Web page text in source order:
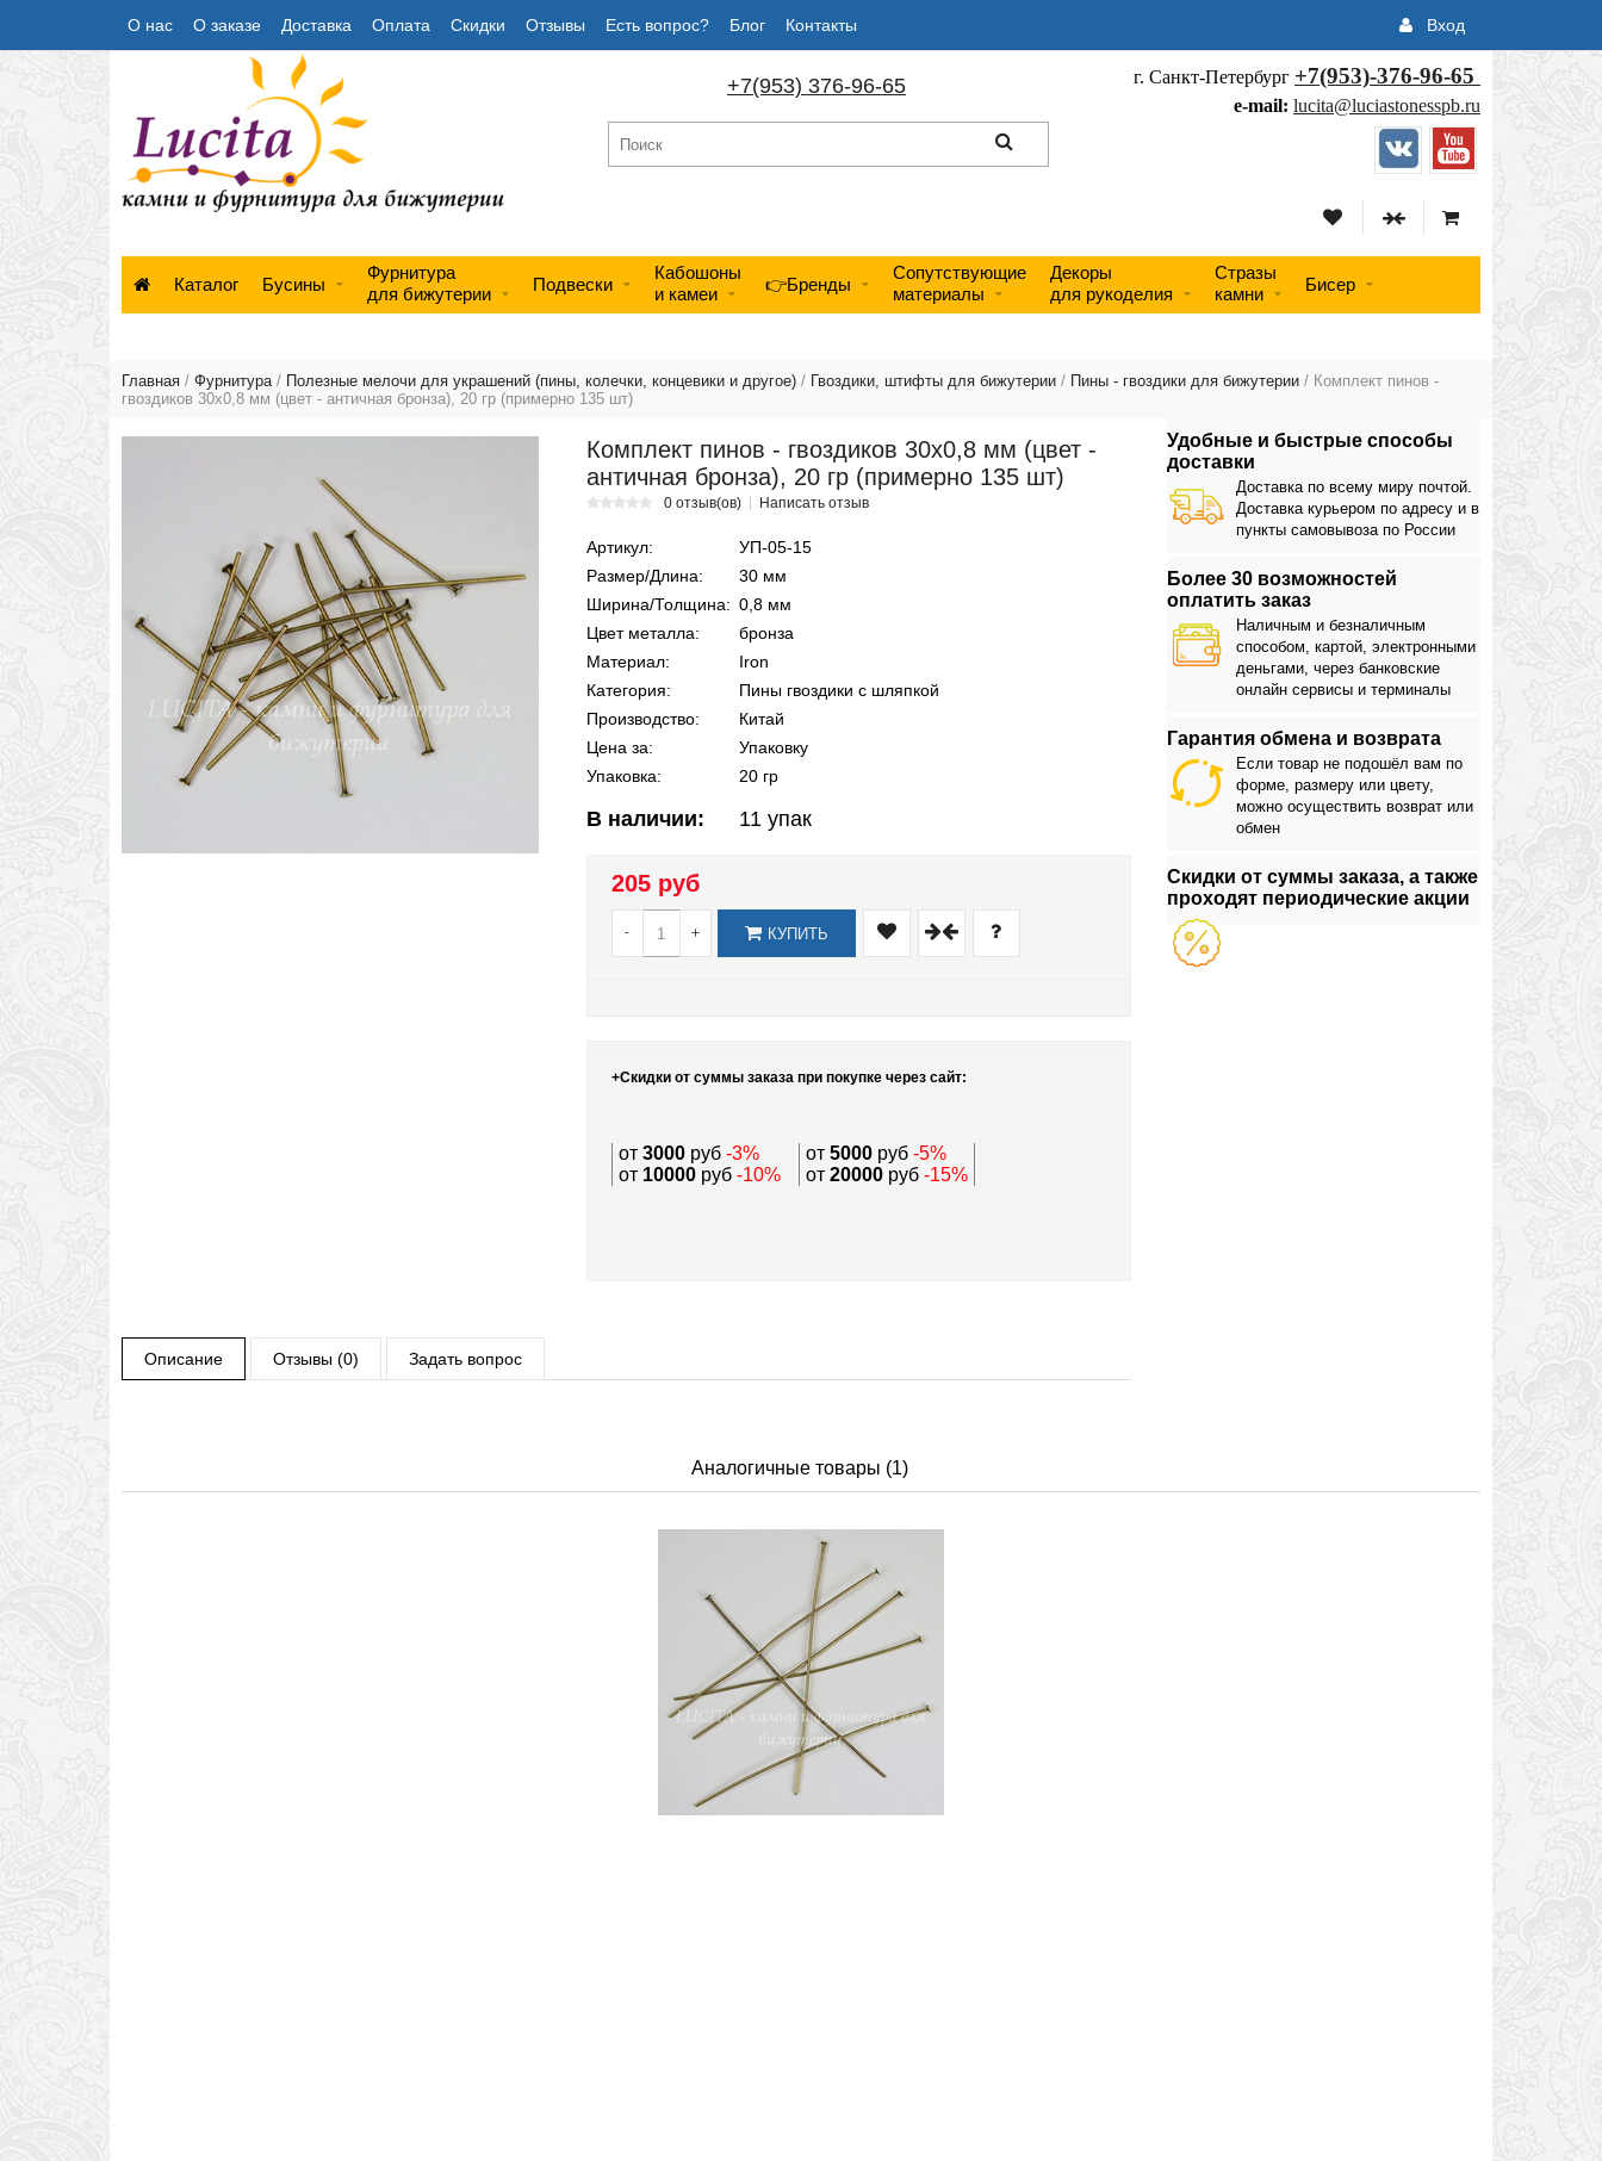
О нас О заказе Доставка Оплата Скидки Отзывы Есть вопрос? Блог Контакты Вход
г. Санкт-Петербург +7(953)-376-96-65
e-mail: lucita@luciastonesspb.ru
+7(953) 376-96-65
Каталог Бусины
Фурнитура
для бижутерии
Подвески
Кабошоны
и камеи
👉Бренды
Сопутствующие
материалы
Декоры
для рукоделия
Стразы
камни
Бисер
Главная / Фурнитура/ Полезные мелочи для украшений (пины, колечки, концевики и другое) / Гвоздики, штифты для бижутерии / Пины - гвоздики для бижутерии / Комплект пинов -
гвоздиков 30х0,8 мм (цвет - античная бронза), 20 гр (примерно 135 шт)
Удобные и быстрые способы
доставки
Доставка по всему миру почтой.
Доставка курьером по адресу и в
пункты самовывоза по России
Более 30 возможностей
оплатить заказ
Наличным и безналичным
способом, картой, электронными
деньгами, через банковские
онлайн сервисы и терминалы
Гарантия обмена и возврата
Если товар не подошёл вам по
форме, размеру или цвету,
можно осуществить возврат или
обмен
Скидки от суммы заказа, а также
проходят периодические акции
Комплект пинов - гвоздиков 30х0,8 мм (цвет -
античная бронза), 20 гр (примерно 135 шт)
0 отзыв(ов) Написать отзыв
Артикул:
УП-05-15
Размер/Длина:
30 мм
Ширина/Толщина: 0,8 мм
Цвет металла:
бронза
Материал:
Iron
Категория:
Пины гвоздики с шляпкой
Производство:
Китай
Цена за:
Упаковку
Упаковка:
20 гр
В наличии: 11 упак
205 руб
- + КУПИТЬ
+Скидки от суммы заказа при покупке через сайт:
от3000руб -3% от 5000руб-5%
от 10000руб -10% от 20000руб -15%
Описание Отзывы (0) Задать вопрос
Аналогичные товары (1)